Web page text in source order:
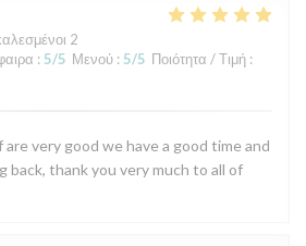
2
: 5/5 Μενού : 5/5 Ποιότητα / Τιμή :
very good we have a good time and
back, thank you very much to all of